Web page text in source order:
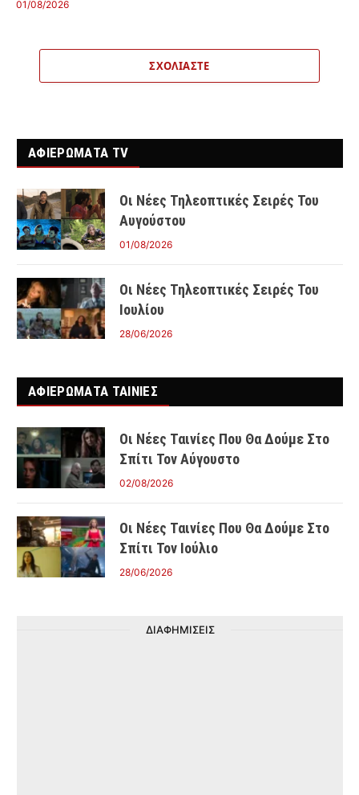
01/08/2026
ΣΧΟΛΙΆΣΤΕ
ΑΦΙΕΡΩΜΑΤΑ TV
Οι Νέες Τηλεοπτικές Σειρές Του
Αυγούστου
01/08/2026
Οι Νέες Τηλεοπτικές Σειρές Του
Ιουλίου
28/06/2026
ΑΦΙΕΡΩΜΑΤΑ ΤΑΙΝΊΕΣ
Οι Νέες Ταινίες Που Θα Δούμε Στο
Σπίτι Τον Αύγουστο
02/08/2026
Οι Νέες Ταινίες Που Θα Δούμε Στο
Σπίτι Τον Ιούλιο
28/06/2026
ΔΙΑΦΗΜΙΣΕΙΣ